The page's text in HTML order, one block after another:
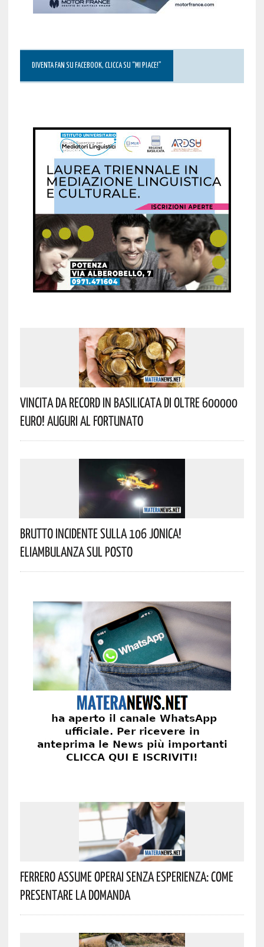
DIVENTA FAN SU FACEBOOK, CLICCA SU “MI PIACE!”
Vincita Da Record In Basilicata Di Oltre 600000
Euro! Auguri Al Fortunato
Brutto Incidente Sulla 106 Jonica!
Eliambulanza Sul Posto
Ferrero Assume Operai Senza Esperienza: Come
Presentare La Domanda